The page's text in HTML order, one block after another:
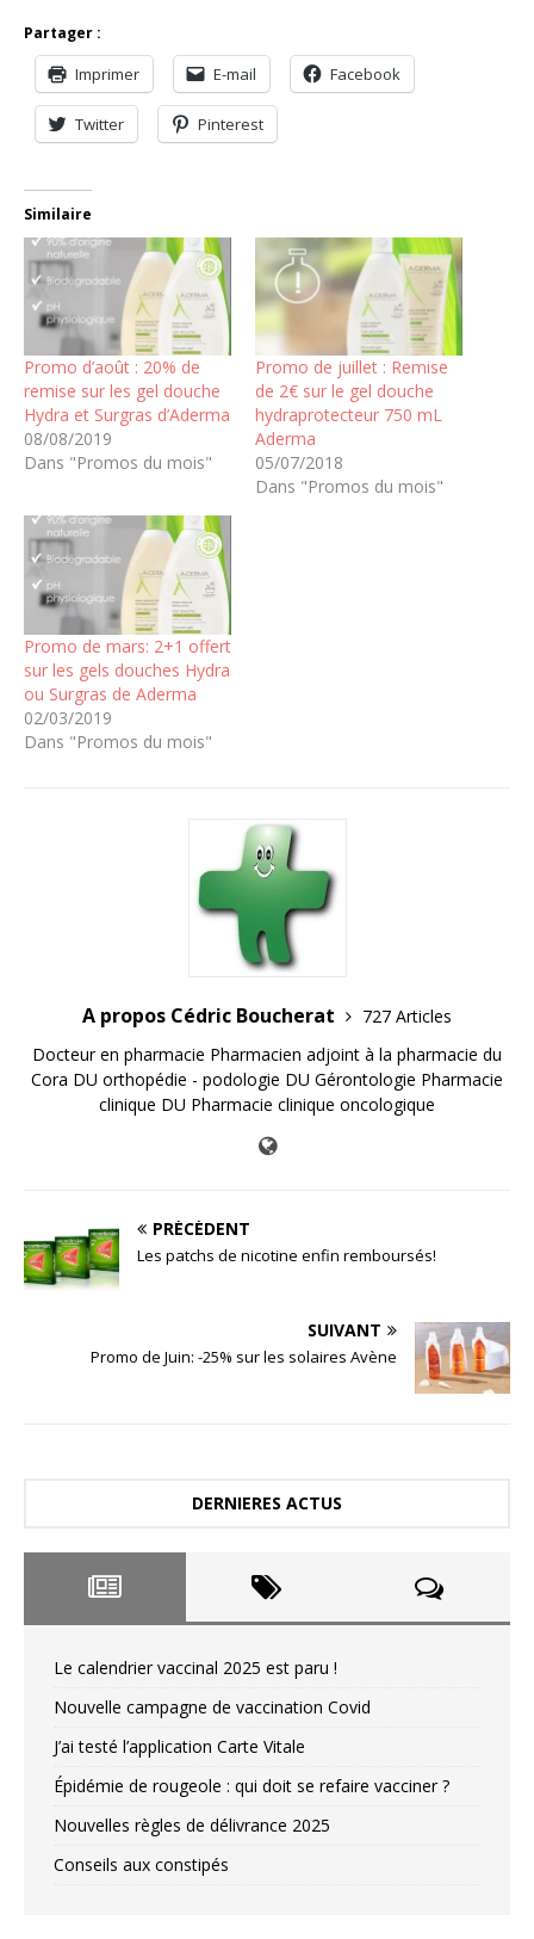
Partager :
Imprimer E-mail Facebook
Twitter Pinterest
Similaire
Promo d’août : 20% de
remise sur les gel douche
Hydra et Surgras d’Aderma
08/08/2019
Dans "Promos du mois"
Promo de juillet : Remise
de 2€ sur le gel douche
hydraprotecteur 750 mL
Aderma
05/07/2018
Dans "Promos du mois"
Promo de mars: 2+1 offert
sur les gels douches Hydra
ou Surgras de Aderma
02/03/2019
Dans "Promos du mois"
A propos Cédric Boucherat
727 Articles
Docteur en pharmacie Pharmacien adjoint à la pharmacie du
Cora DU orthopédie - podologie DU Gérontologie Pharmacie
clinique DU Pharmacie clinique oncologique
PRÉCÉDENT
Les patchs de nicotine enfin remboursés!
SUIVANT
Promo de Juin: -25% sur les solaires Avène
DERNIERES ACTUS
Le calendrier vaccinal 2025 est paru !
Nouvelle campagne de vaccination Covid
J’ai testé l’application Carte Vitale
Épidémie de rougeole : qui doit se refaire vacciner ?
Nouvelles règles de délivrance 2025
Conseils aux constipés